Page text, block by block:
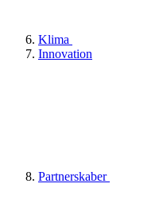
Klima
Innovation
Partnerskaber